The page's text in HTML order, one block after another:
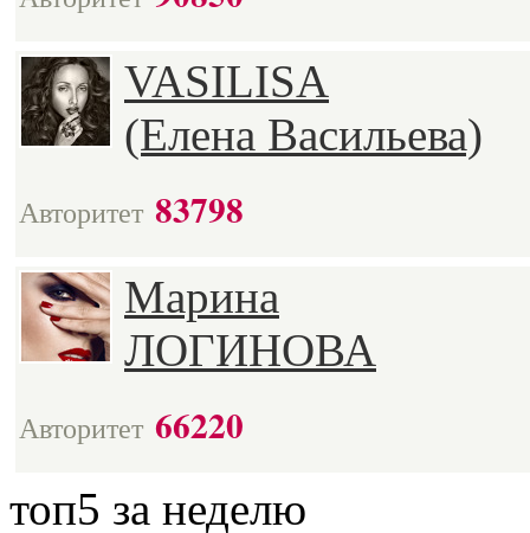
VASILISA
(Елена Васильева)
Авторитет 83798
Марина
ЛОГИНОВА
Авторитет 66220
топ5 за неделю